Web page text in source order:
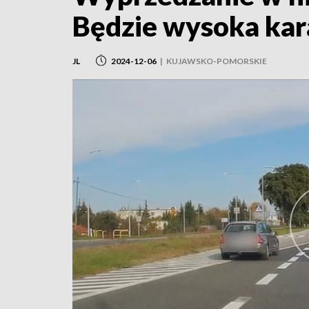
Będzie wysoka
JL 2024-12-06 | KUJAWSKO-POMORSKIE